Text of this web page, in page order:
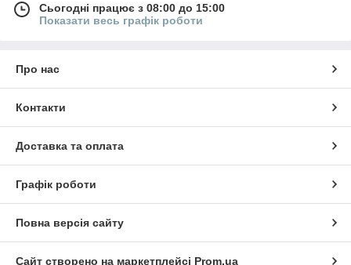
Сьогодні працює з 08:00 до 15:00
Показати весь графік роботи
Про нас
Контакти
Доставка та оплата
Графік роботи
Повна версія сайту
Сайт створено на маркетплейсі Prom.ua